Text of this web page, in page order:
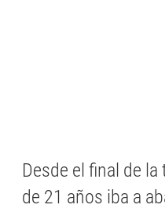
Desde el final de
de 21 años iba a